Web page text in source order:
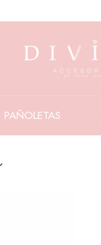
PAÑOLETAS